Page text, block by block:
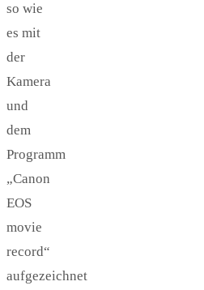
so wie
es mit
der
Kamera
und
dem
Programm
„Canon
EOS
movie
record“
aufgezeichnet